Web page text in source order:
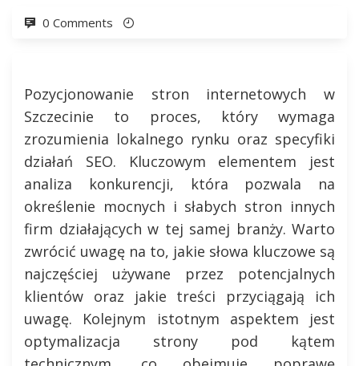
0 Comments
Pozycjonowanie stron internetowych w
Szczecinie to proces, który wymaga
zrozumienia lokalnego rynku oraz specyfiki
działań SEO. Kluczowym elementem jest
analiza konkurencji, która pozwala na
określenie mocnych i słabych stron innych
firm działających w tej samej branży. Warto
zwrócić uwagę na to, jakie słowa kluczowe są
najczęściej używane przez potencjalnych
klientów oraz jakie treści przyciągają ich
uwagę. Kolejnym istotnym aspektem jest
optymalizacja strony pod kątem